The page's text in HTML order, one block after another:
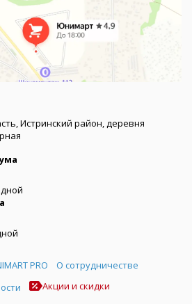
Истринский район, деревня
PRO
О сотрудничестве
Акции и скидки